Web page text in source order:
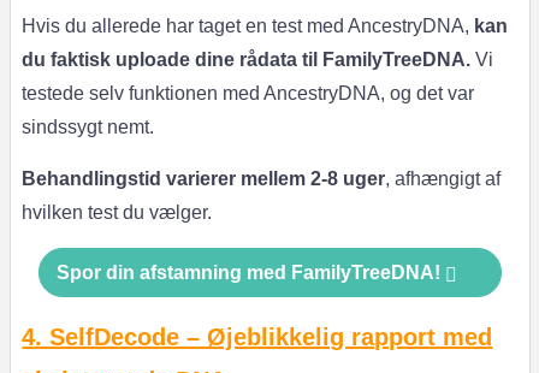
Hvis du allerede har taget en test med AncestryDNA, kan
du faktisk uploade dine rådata til FamilyTreeDNA. Vi
testede selv funktionen med AncestryDNA, og det var
sindssygt nemt.
Behandlingstid varierer mellem 2-8 uger, afhængigt af
hvilken test du vælger.
Spor din afstamning med FamilyTreeDNA!
4. SelfDecode – Øjeblikkelig rapport med